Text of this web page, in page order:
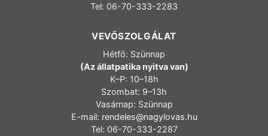
Tel: 06-70-333-2283
VEVŐSZOLGÁLAT
Hétfő: Szünnap
(Az állatpatika nyitva van)
K–P: 10–18h
Szombat: 9–13h
Vasárnap: Szünnap
E-mail: rendeles@nagylovas.hu
Tel: 06-70-333-2287